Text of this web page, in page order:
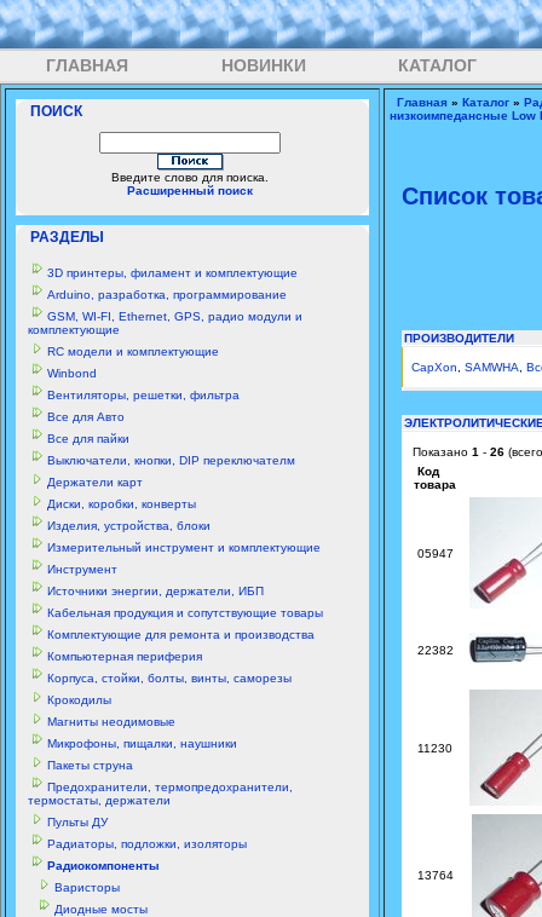
ГЛАВНАЯ НОВИНКИ КАТАЛОГ
ПОИСК
Введите слово для поиска.
Расширенный поиск
РАЗДЕЛЫ
3D принтеры, филамент и комплектующие
Arduino, разработка, программирование
GSM, WI-FI, Ethernet, GPS, радио модули и
комплектующие
RC модели и комплектующие
Winbond
Вентиляторы, решетки, фильтра
Все для Авто
Все для пайки
Выключатели, кнопки, DIP переключателм
Держатели карт
Диски, коробки, конверты
Изделия, устройства, блоки
Измерительный инструмент и комплектующие
Инструмент
Источники энергии, держатели, ИБП
Кабельная продукция и сопутствующие товары
Комплектующие для ремонта и производства
Компьютерная периферия
Корпуса, стойки, болты, винты, саморезы
Крокодилы
Магниты неодимовые
Микрофоны, пищалки, наушники
Пакеты струна
Предохранители, термопредохранители,
термостаты, держатели
Пульты ДУ
Радиаторы, подложки, изоляторы
Радиокомпоненты
Варисторы
Диодные мосты
Главная » Каталог »
низкоимпедансные Low
Список
ПРОИЗВОДИТЕЛИ
CapXon SAMWHA
Показано 1 - 26
Код
товара
05947
22382
11230
13764